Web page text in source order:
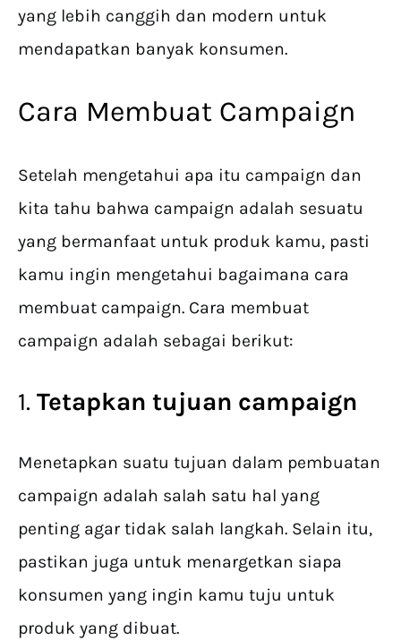
yang lebih canggih dan modern untuk
mendapatkan banyak konsumen.
Cara Membuat Campaign
Setelah mengetahui apa itu campaign dan
kita tahu bahwa campaign adalah sesuatu
yang bermanfaat untuk produk kamu, pasti
kamu ingin mengetahui bagaimana cara
membuat campaign. Cara membuat
campaign adalah sebagai berikut:
1. Tetapkan tujuan campaign
Menetapkan suatu tujuan dalam pembuatan
campaign adalah salah satu hal yang
penting agar tidak salah langkah. Selain itu,
pastikan juga untuk menargetkan siapa
konsumen yang ingin kamu tuju untuk
produk yang dibuat.